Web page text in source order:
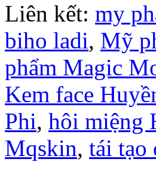
Liên kết: my
biho ladi, Mỹ
phẩm Magic
Kem face
Phi, hôi miệng
Mqskin, tái tạo